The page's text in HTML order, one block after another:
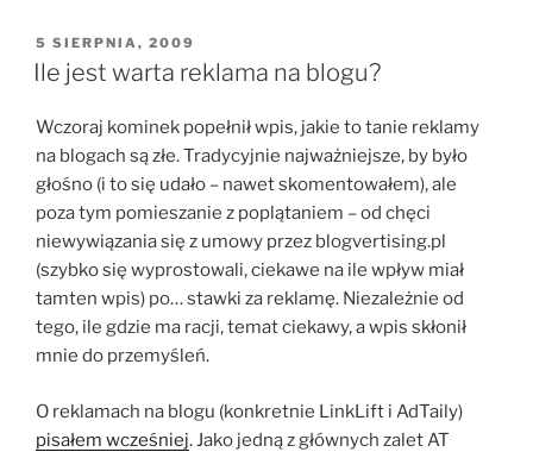
OPUBLIKOWANE
W
5 SIERPNIA, 2009
Ile jest warta reklama na blogu?
Wczoraj kominek popełnił wpis, jakie to tanie reklamy
na blogach są złe. Tradycyjnie najważniejsze, by było
głośno (i to się udało – nawet skomentowałem), ale
poza tym pomieszanie z poplątaniem – od chęci
niewywiązania się z umowy przez blogvertising.pl
(szybko się wyprostowali, ciekawe na ile wpływ miał
tamten wpis) po… stawki za reklamę. Niezależnie od
tego, ile gdzie ma racji, temat ciekawy, a wpis skłonił
mnie do przemyśleń.
O reklamach na blogu (konkretnie LinkLift i AdTaily)
pisałem wcześniej. Jako jedną z głównych zalet AT